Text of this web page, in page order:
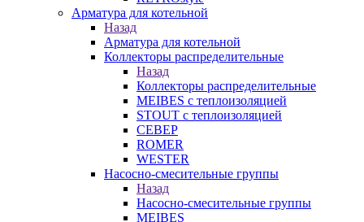
Арматура для котельной
Назад
Арматура для котельной
Коллекторы распределительные
Назад
Коллекторы распределительные
MEIBES с теплоизоляцией
STOUT с теплоизоляцией
СЕВЕР
ROMER
WESTER
Насосно-смесительные группы
Назад
Насосно-смесительные группы
MEIBES